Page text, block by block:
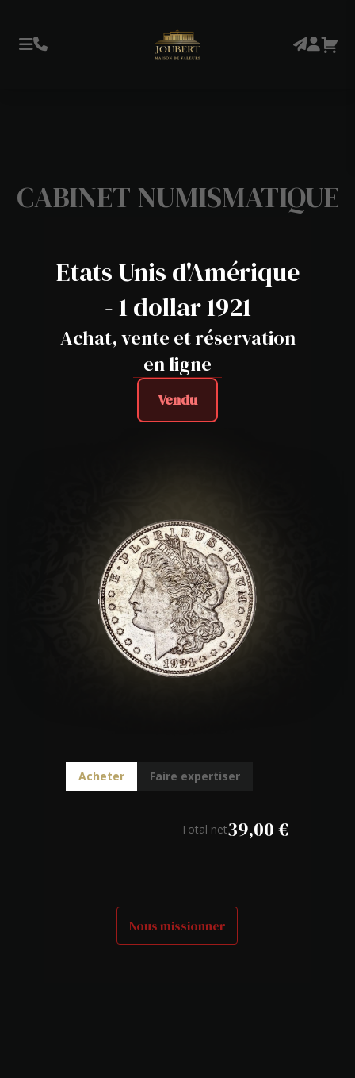
CABINET NUMISMATIQUE
Etats Unis d'Amérique
- 1 dollar 1921
Achat, vente et réservation
en ligne
Vendu
Acheter Faire expertiser
Total net39,00€
Nous missionner